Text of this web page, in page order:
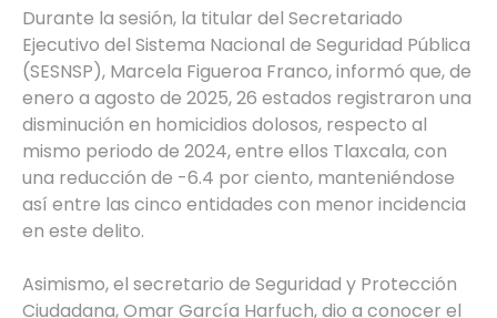
Durante la sesión, la titular del Secretariado
Ejecutivo del Sistema Nacional de Seguridad Pública
(SESNSP), Marcela Figueroa Franco, informó que, de
enero a agosto de 2025, 26 estados registraron una
disminución en homicidios dolosos, respecto al
mismo periodo de 2024, entre ellos Tlaxcala, con
una reducción de -6.4 por ciento, manteniéndose
así entre las cinco entidades con menor incidencia
en este delito.
Asimismo, el secretario de Seguridad y Protección
Ciudadana, Omar García Harfuch, dio a conocer el